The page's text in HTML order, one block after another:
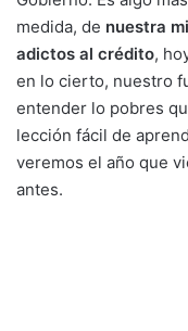
medida, de nuestra
adictos al crédito,
en lo cierto, nuestro
entender lo pobres
lección fácil de
veremos el año que
antes.